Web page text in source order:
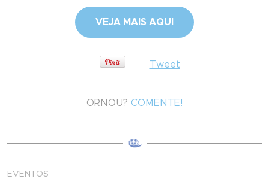
Contato
VEJA MAIS AQUI
Tweet
ORNOU? COMENTE!
EVENTOS